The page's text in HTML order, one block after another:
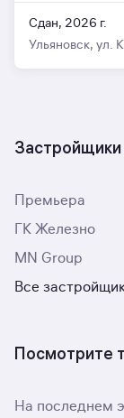
Сдан, 2026 г.
Ульяновск, ул.
Застройщики
Премьера
ГК Железно
MN Group
Все
Посмотрите
На последнем